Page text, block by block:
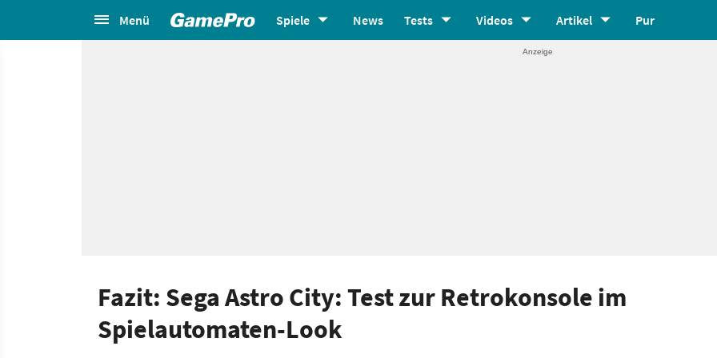
Menü Spiele News Tests Videos Artikel Pur
Fazit: Sega Astro City: Test zur Retrokonsole im
Spielautomaten-Look